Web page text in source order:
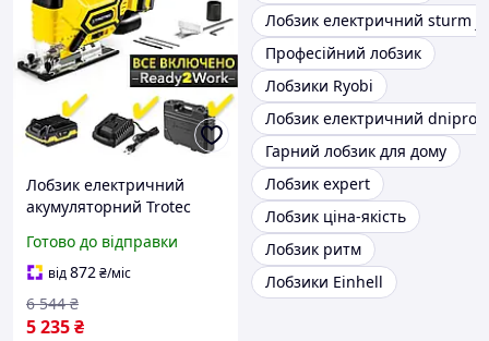
Лобзик електричний
акумуляторний Trotec
(4425000006) buzyna
Готово до відправки
від872₴/міс
5 235₴
6 544 ₴
Лобзик електричний sturm
Професійний лобзик
Лобзики Ryobi
Лобзик електричний dnipro-
Гарний лобзик для дому
Лобзик expert
Лобзик ціна-якість
Лобзик ритм
Лобзики Einhell